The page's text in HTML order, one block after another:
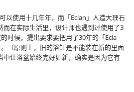
以使用十几年年，而「Eclan」人造大理石
而在实际生活里，设计师也遇到过使用了3
时候，提出要求要把用了30年的「Ecla
（原则上，旧的浴缸是不能装在新的里面
中让浴盆始终完好如新，确实是因为它有